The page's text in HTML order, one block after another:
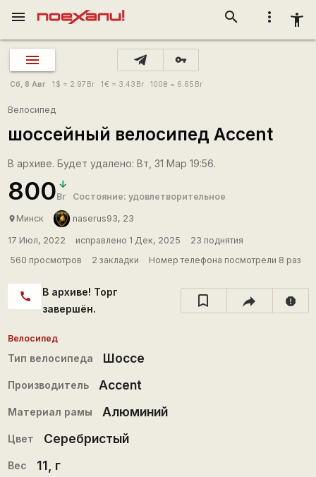
more_vert accessibility_new
search
menu
vpn_key
Сб, 8 Авг 1 $ = 2.97 Br 1€ = 3.43 Br 100₴ = 6.65 Br
Велосипед
шоссейный велосипед Accent
В архиве. Будет удалено: Вт, 31 Мар 19:56.
800Br Состояние: удовлетворительное
place Минск naserus93, 23
17 Июл, 2022 исправлено 1 Дек, 2025
23 поднятия
560 просмотров
2 закладки Номер телефона посмотрели 8 раз
call
В архиве! Торг
завершён.
report
Велосипед
Тип велосипеда Шоссе
Производитель Accent
Материал рамы Алюминий
Цвет Серебристый
Вес 11 , г